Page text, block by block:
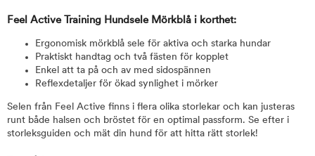
Feel Active Training Hundsele Mörkblå i korthet:
Ergonomisk mörkblå sele för aktiva och starka hundar
Praktiskt handtag och två fästen för kopplet
Enkel att ta på och av med sidospännen
Reflexdetaljer för ökad synlighet i mörker
Selen från Feel Active finns i flera olika storlekar och kan justeras
runt både halsen och bröstet för en optimal passform. Se efter i
storleksguiden och mät din hund för att hitta rätt storlek!